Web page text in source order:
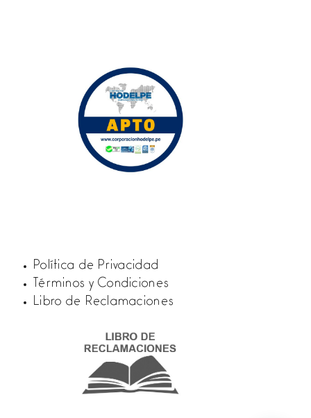
Política de Privacidad
Términos y Condiciones
Libro de Reclamaciones